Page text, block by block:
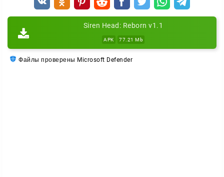
настигнет героя.
Что делает игру по-настоящему
страшной
Siren Head: Reborn v1.1
APK 77.21 Mb
Файлы проверены Microsoft Defender